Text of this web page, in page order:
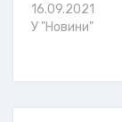
16.09.2021
У "Новини"